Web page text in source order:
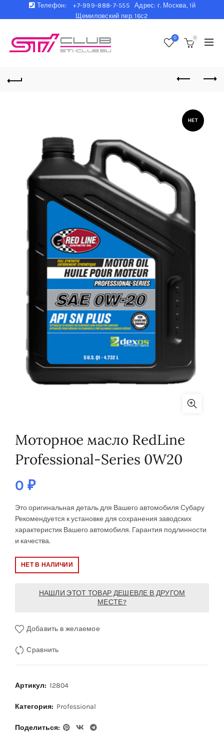
Телефон:
+7-999-888-7-555 Адрес: г. Москва, 1й
Щемиловский пер. 16с2
0 0
НЕТ
Моторное масло RedLine
Professional-Series 0W20
0 ₽
Это оригинальная деталь для Вашего автомобиля Субару
Рекомендуется к установке для сохранения заводских
характеристик Вашего автомобиля. Гарантия подлинности
и качества.
НЕТ В НАЛИЧИИ
НАШЛИ ЭТОТ ТОВАР ДЕШЕВЛЕ В ДРУГОМ
МЕСТЕ?
Добавить в желаемое
Сравнить
Артикул: 12804
Категория: Professional
Поделиться